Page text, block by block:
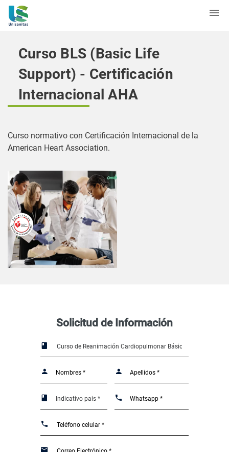
Curso BLS (Basic Life
Support) - Certificación
Internacional AHA
Curso normativo con Certificación Internacional de la
American Heart Association.
Solicitud de Información